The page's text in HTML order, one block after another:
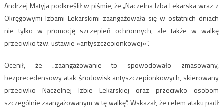
Andrzej Matyja podkreślił w piśmie, że „Naczelna Izba Lekarska wraz z
Okręgowymi Izbami Lekarskimi zaangażowała się w ostatnich dniach
nie tylko w promocję szczepień ochronnych, ale także w walkę
przeciwko tzw. ustawie »antyszczepionkowej«”.
Ocenił, że „zaangażowanie to spowodowało zmasowany,
bezprecedensowy atak środowisk antyszczepionkowych, skierowany
przeciwko Naczelnej Izbie Lekarskiej oraz przeciwko osobom
szczególnie zaangażowanym w tę walkę”. Wskazał, że celem ataku padł